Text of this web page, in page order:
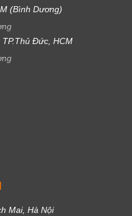
(Bình Dương)
TP.Thủ Đức, HCM
Mai, Hà Nội